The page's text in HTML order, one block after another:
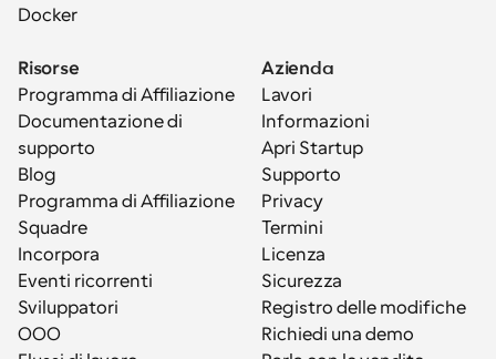
Docker
Risorse
Programma di Affiliazione
Documentazione di
supporto
Blog
Programma di Affiliazione
Squadre
Incorpora
Eventi ricorrenti
Sviluppatori
OOO
Azienda
Lavori
Informazioni
Apri Startup
Supporto
Privacy
Termini
Licenza
Sicurezza
Registro delle modifiche
Richiedi una demo